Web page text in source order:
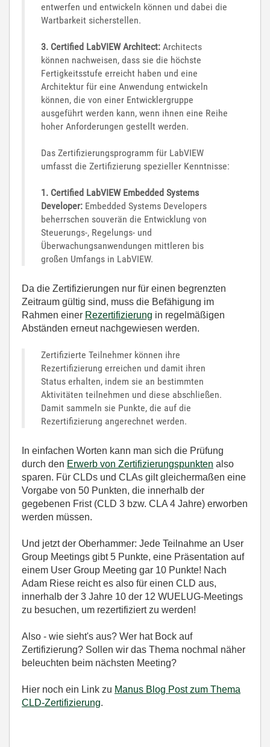
entwerfen und entwickeln können und dabei die
Wartbarkeit sicherstellen.
3. Certified LabVIEW Architect: Architects
können nachweisen, dass sie die höchste
Fertigkeitsstufe erreicht haben und eine
Architektur für eine Anwendung entwickeln
können, die von einer Entwicklergruppe
ausgeführt werden kann, wenn ihnen eine Reihe
hoher Anforderungen gestellt werden.
Das Zertifizierungsprogramm für LabVIEW
umfasst die Zertifizierung spezieller Kenntnisse:
1. Certified LabVIEW Embedded Systems
Developer: Embedded Systems Developers
beherrschen souverän die Entwicklung von
Steuerungs-, Regelungs- und
Überwachungsanwendungen mittleren bis
großen Umfangs in LabVIEW.
Da die Zertifizierungen nur für einen begrenzten
Zeitraum gültig sind, muss die Befähigung im
Rahmen einer Rezertifizierung in regelmäßigen
Abständen erneut nachgewiesen werden.
Zertifizierte Teilnehmer können ihre
Rezertifizierung erreichen und damit ihren
Status erhalten, indem sie an bestimmten
Aktivitäten teilnehmen und diese abschließen.
Damit sammeln sie Punkte, die auf die
Rezertifizierung angerechnet werden.
In einfachen Worten kann man sich die Prüfung
durch den Erwerb von Zertifizierungspunkten also
sparen. Für CLDs und CLAs gilt gleichermaßen eine
Vorgabe von 50 Punkten, die innerhalb der
gegebenen Frist (CLD 3 bzw. CLA 4 Jahre) erworben
werden müssen.
Und jetzt der Oberhammer: Jede Teilnahme an User
Group Meetings gibt 5 Punkte, eine Präsentation auf
einem User Group Meeting gar 10 Punkte! Nach
Adam Riese reicht es also für einen CLD aus,
innerhalb der 3 Jahre 10 der 12 WUELUG-Meetings
zu besuchen, um rezertifiziert zu werden!
Also - wie sieht's aus? Wer hat Bock auf
Zertifizierung? Sollen wir das Thema nochmal näher
beleuchten beim nächsten Meeting?
Hier noch ein Link zu Manus Blog Post zum Thema
CLD-Zertifizierung.